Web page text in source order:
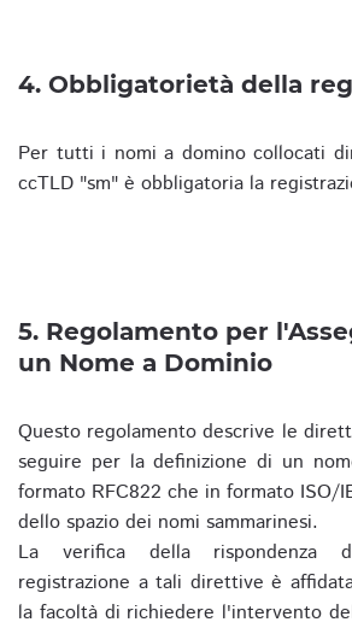
4. Obbligatorietà della
Per tutti i nomi a domino collocati
ccTLD "sm" è obbligatoria la
5. Regolamento per
un Nome a Dominio
Questo regolamento descrive le
seguire per la definizione di un
formato RFC822 che in formato ISO/
dello spazio dei nomi sammarinesi.
La verifica della rispondenza
registrazione a tali direttive è
la facoltà di richiedere l'intervento